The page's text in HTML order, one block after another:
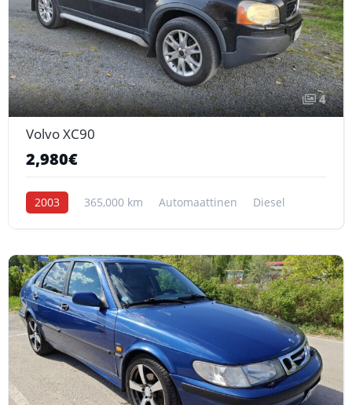
4
Volvo XC90
2,980€
2003 365,000 km Automaattinen Diesel